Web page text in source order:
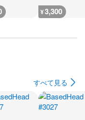
¥3,300
すべて見る